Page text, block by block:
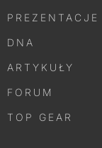
PREZENTACJE
DNA
ARTYKUŁY
FORUM
TOP GEAR